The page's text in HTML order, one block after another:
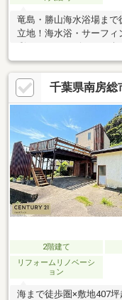
竜島・勝山海水浴場ま
立地！海水浴・サーフィ
日には富士山を見るこ
族から単身の方まで幅
千葉県南房総
2階建て
リフォームリノベーシ
ョン
海まで徒歩圏×敷地407